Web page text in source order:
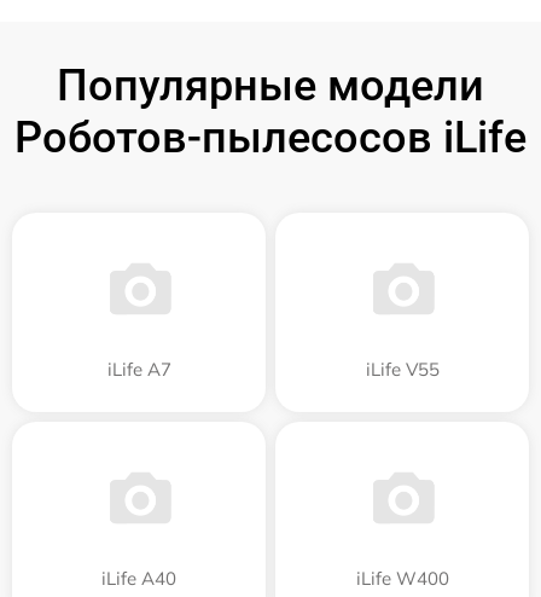
Популярные модели
Роботов-пылесосов iLife
iLife A7 iLife V55
iLife A40 iLife W400